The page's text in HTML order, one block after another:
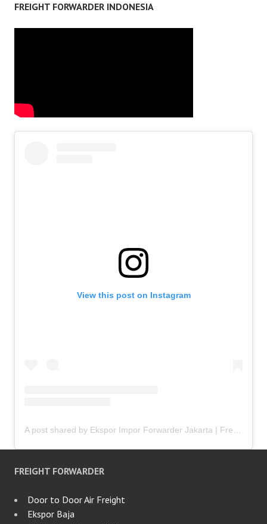
FREIGHT FORWARDER INDONESIA
View this post on Instagram
FREIGHT FORWARDER
Door to Door Air Freight
Ekspor Baja